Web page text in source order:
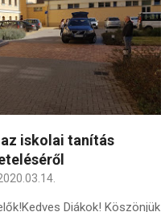
iskolai tanítás
Diákok! Köszönjük